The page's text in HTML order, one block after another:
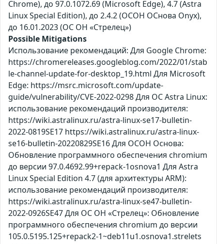
Chrome), до 97.0.1072.69 (Microsoft Edge), 4.7 (Astra
Linux Special Edition), до 2.4.2 (ОСОН ОСнова Оnyx),
до 16.01.2023 (ОС ОН «Стрелец»)
Possible Mitigations
Использование рекомендаций: Для Google Chrome:
https://chromereleases.googleblog.com/2022/01/stab
le-channel-update-for-desktop_19.html Для Microsoft
Edge: https://msrc.microsoft.com/update-
guide/vulnerability/CVE-2022-0298 Для ОС Astra Linux:
использование рекомендаций производителя:
https://wiki.astralinux.ru/astra-linux-se17-bulletin-
2022-0819SE17 https://wiki.astralinux.ru/astra-linux-
se16-bulletin-20220829SE16 Для ОСОН Основа:
Обновление программного обеспечения chromium
до версии 97.0.4692.99+repack-1osnova1 Для Astra
Linux Special Edition 4.7 (для архитектуры ARM):
использование рекомендаций производителя:
https://wiki.astralinux.ru/astra-linux-se47-bulletin-
2022-0926SE47 Для ОС ОН «Стрелец»: Обновление
программного обеспечения chromium до версии
105.0.5195.125+repack2-1~deb11u1.osnova1.strelets